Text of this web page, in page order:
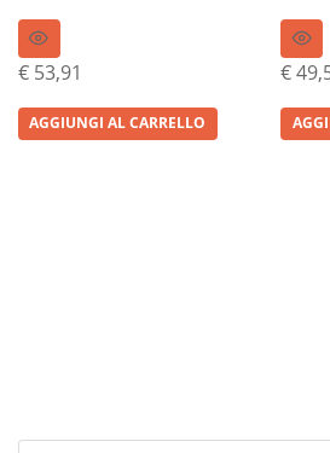
€ 53,91
AGGIUNGI AL CARRELLO
€